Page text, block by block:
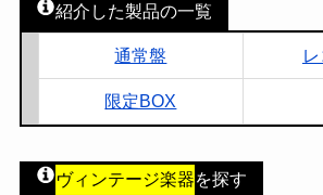
紹介した製品の一覧
通常盤
限定BOX
ヴィンテージ楽器を探す